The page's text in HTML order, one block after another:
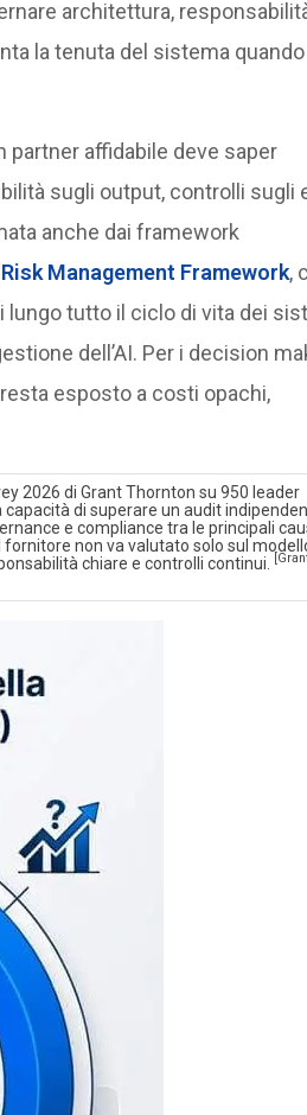
architettura,
la tenuta del sistema quando
partner affidabile deve saper
sugli output, controlli sugli
anche dai framework
Management Framework,
tutto il ciclo di vita dei
dell’AI. Per i decision
esposto a costi opachi,
2026 di Grant Thornton su 950 leader
di superare un audit
e compliance tra le principali
non va valutato solo sul
chiare e controlli continui.